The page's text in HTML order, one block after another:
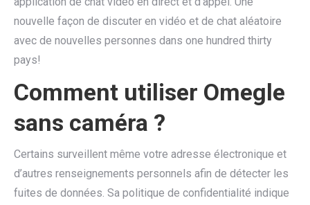
nouvelle façon de discuter en vidéo et de chat aléatoire
avec de nouvelles personnes dans one hundred thirty
pays!
Comment utiliser Omegle
sans caméra ?
Certains surveillent même votre adresse électronique et
d’autres renseignements personnels afin de détecter les
fuites de données. Sa politique de confidentialité indique